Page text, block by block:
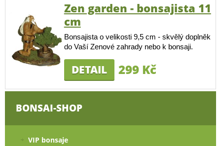
Zen garden - bonsajista 11
cm
Bonsajista o velikosti 9,5 cm - skvělý doplněk
do Vaší Zenové zahrady nebo k bonsaji.
DETAIL 299 Kč
BONSAI-SHOP
VIP bonsaje